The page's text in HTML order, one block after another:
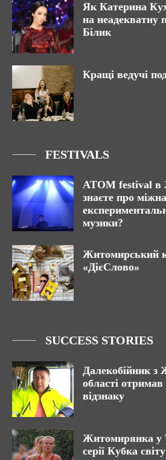
Як Катерина
на неадекватну
Білик
Кращі ведучі
FESTIVALS
ATOM festival
знаєте про
музики?
Житомирський
«ДієСлово»
SUCCESS STORIES
Далекобійник з
області
відзнаку
Житомирянка у
серії Кубка